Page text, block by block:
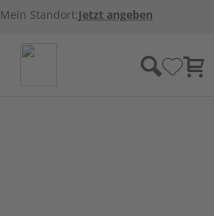
Mein Standort:Jetzt angeben